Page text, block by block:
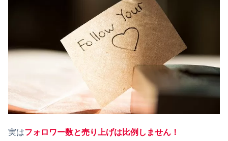
実はフォロワー数と売り上げは比例しません！